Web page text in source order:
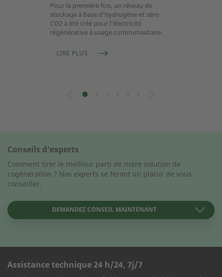
Pour la première fois, un réseau de
stockage à base d'hydrogène et zéro
CO2 a été créé pour l'électricité
régénérative à usage communautaire.
LIRE PLUS
Conseils d’experts
Comment tirer le meilleur parti de notre solution de
cogénération ? Nos experts se feront un plaisir de vous
conseiller.
DEMANDEZ CONSEIL MAINTENANT
FORMULAIRE DE CONTACT
Assistance technique 24 h/24, 7j/7